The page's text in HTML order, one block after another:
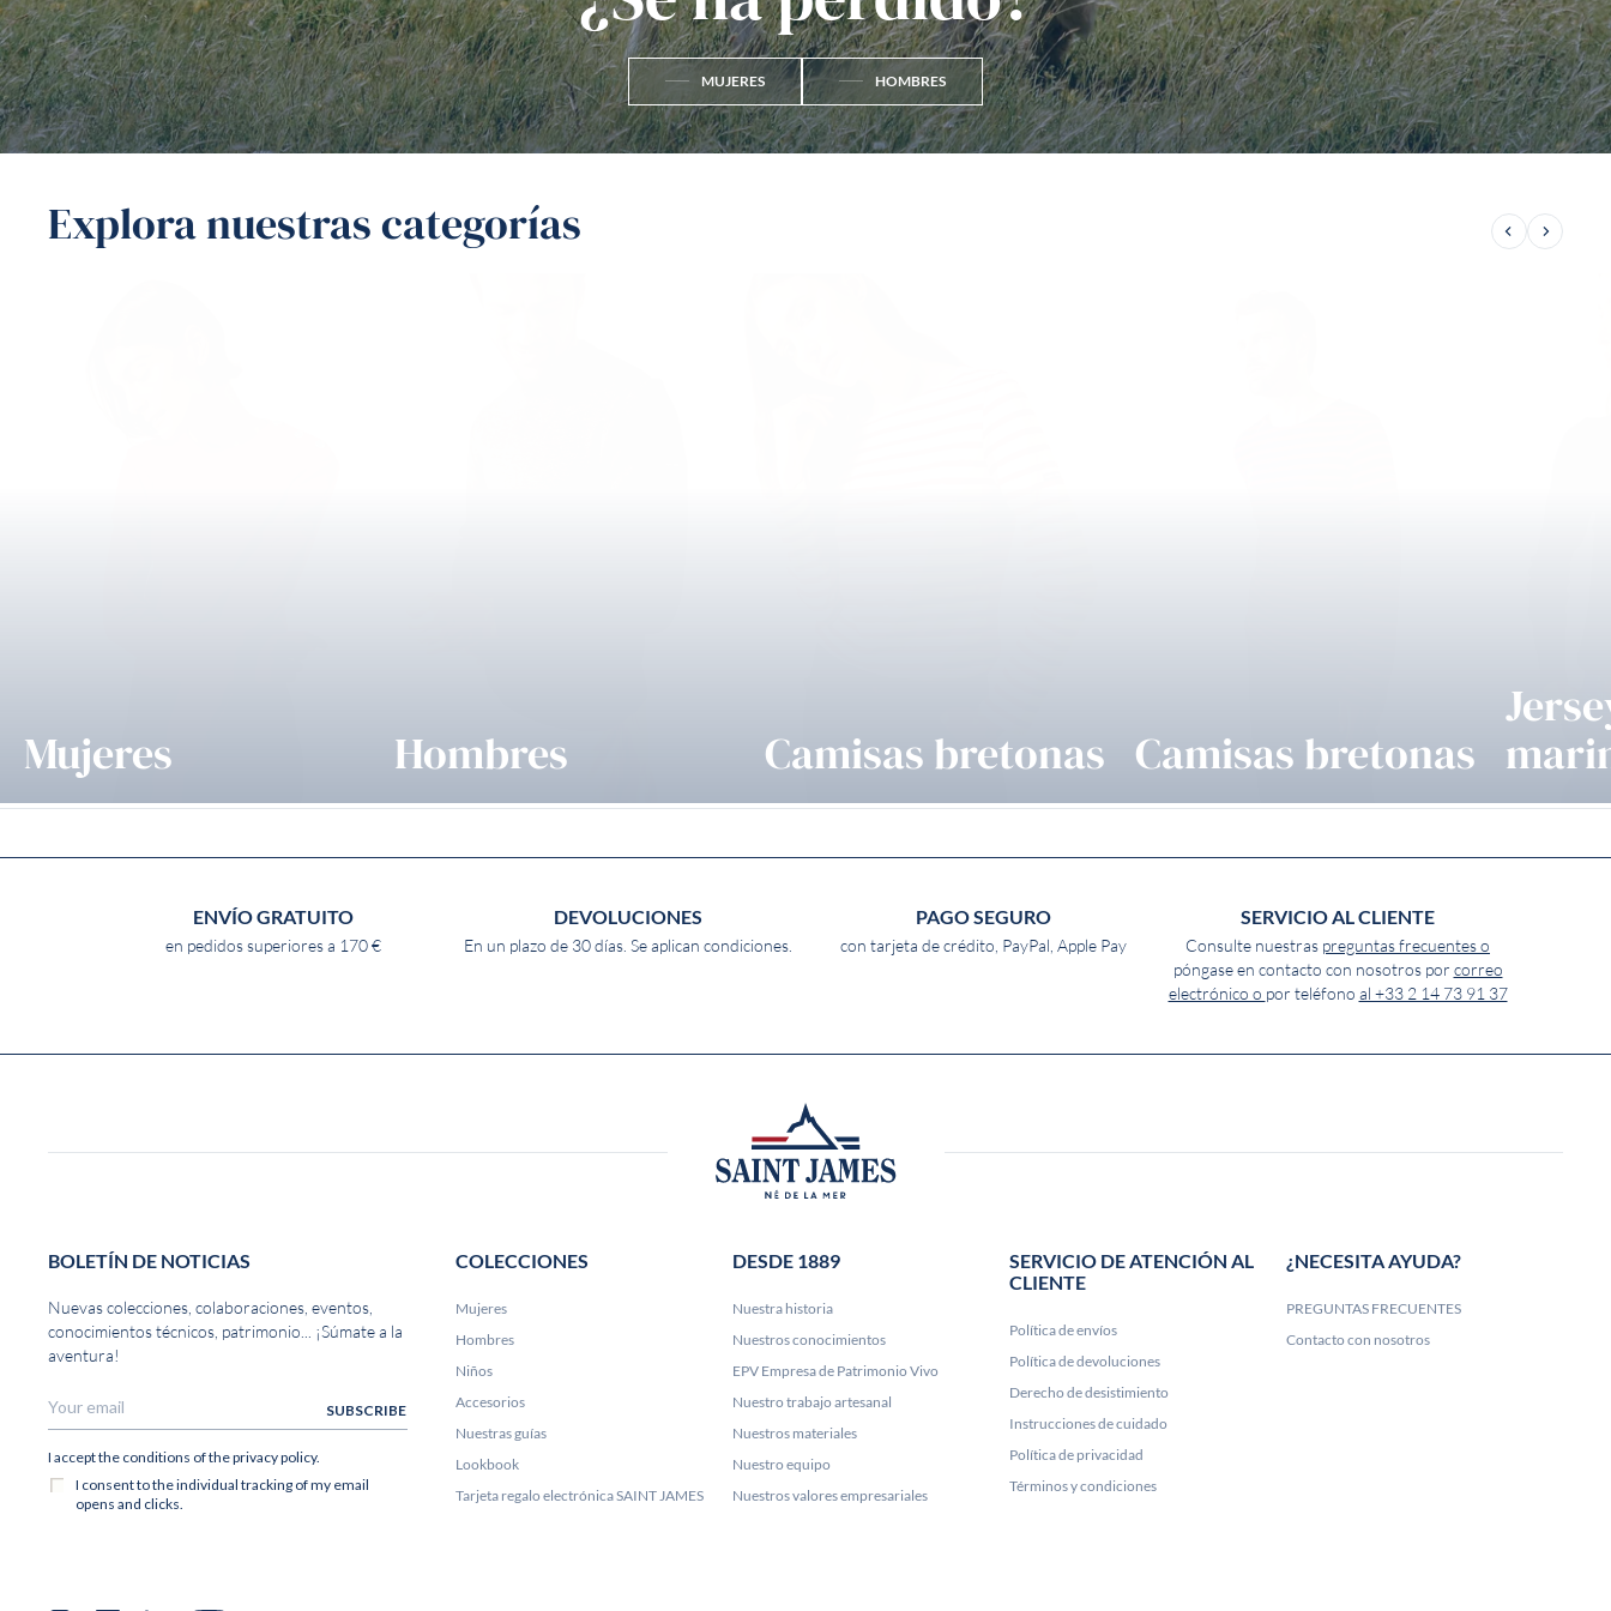
MUJERES HOMBRES
Explora nuestras categorías
Mujeres Hombres Camisas bretonas Camisas bretonas
Anterior
ENVÍO GRATUITO
en pedidos superiores a 170 €
DEVOLUCIONES
En un plazo de 30 días. Se aplican condiciones.
PAGO SEGURO
con tarjeta de crédito, PayPal, Apple Pay
SERVICIO AL CLIENTE
Consulte nuestras preguntas frecuentes o
póngase en contacto con nosotros por correo
electrónico o por teléfono al +33 2 14 73 91 37
BOLETÍN DE NOTICIAS
Nuevas colecciones, colaboraciones, eventos,
conocimientos técnicos, patrimonio... ¡Súmate a la
aventura!
COLECCIONES
Mujeres
Hombres
Niños
Accesorios
Nuestras guías
Lookbook
Tarjeta regalo electrónica SAINT JAMES
DESDE 1889
Nuestra historia
Nuestros conocimientos
EPV Empresa de Patrimonio Vivo
Nuestro trabajo artesanal
Nuestros materiales
Nuestro equipo
Nuestros valores empresariales
SERVICIO DE ATENCIÓN AL
CLIENTE
Política de envíos
Política de devoluciones
Derecho de desistimiento
Instrucciones de cuidado
Política de privacidad
Términos y condiciones
¿NECESITA AYUDA?
PREGUNTAS FRECUENTES
Contacto con nosotros